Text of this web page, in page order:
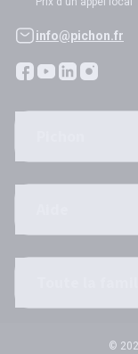
info@pichon.fr
©